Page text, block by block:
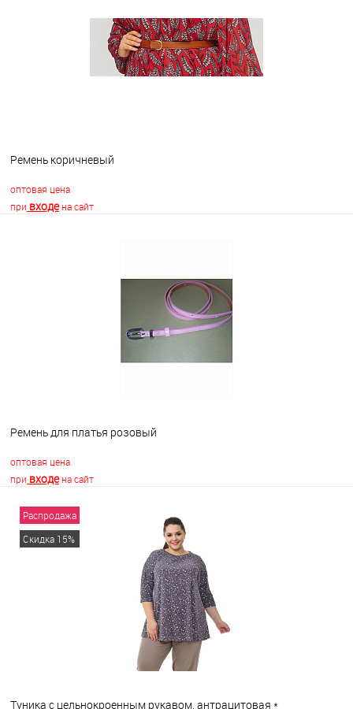
В наличии
Ремень коричневый
оптовая цена
при входена сайт
Недоступно
Ремень для платья розовый
оптовая цена
при входена сайт
В корзину
Распродажа
Скидка 15%
Туника с цельнокроенным рукавом, антрацитовая *